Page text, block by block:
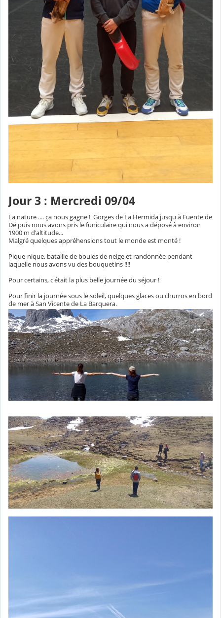
Jour 3 : Mercredi 09/04
La nature .... ça nous gagne ! Gorges de La Hermida jusqu à Fuente de
Dé puis nous avons pris le funiculaire qui nous a déposé à environ
1900 m d'altitude...
Malgré quelques appréhensions tout le monde est monté !
Pique-nique, bataille de boules de neige et randonnée pendant
laquelle nous avons vu des bouquetins !!!!
Pour certains, c'était la plus belle journée du séjour !
Pour finir la journée sous le soleil, quelques glaces ou churros en bord
de mer à San Vicente de La Barquera.